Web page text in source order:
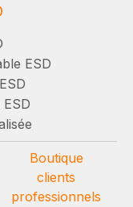
ESD
Boutique
clients
professionnels